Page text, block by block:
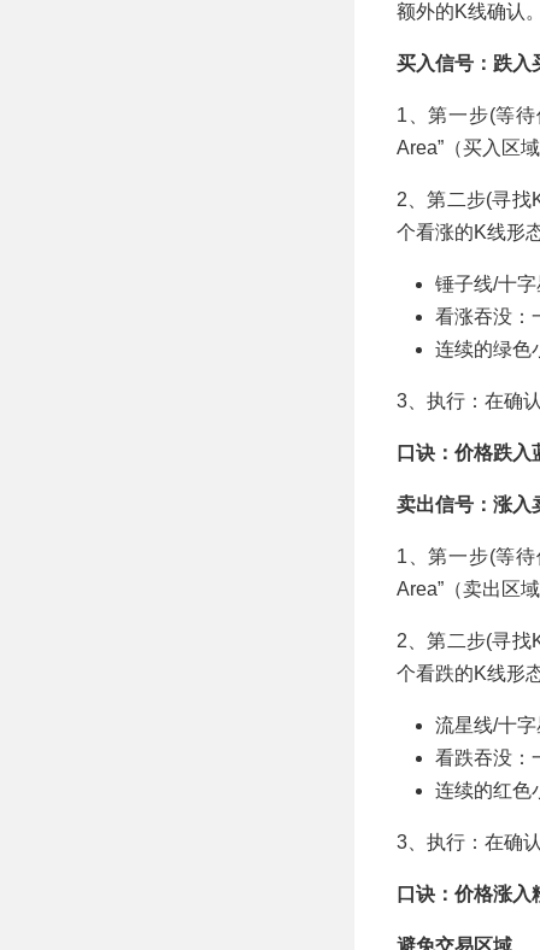
额外的K线确认
买入信号：跌入
1、第一步(等
Area”（买入区
2、第二步(寻找
个看涨的K线形
锤子线/十
看涨吞没：
连续的绿色
3、执行：在确
口诀：价格跌
卖出信号：涨入
1、第一步(等
Area”（卖出区
2、第二步(寻找
个看跌的K线形
流星线/十
看跌吞没：
连续的红色
3、执行：在确
口诀：价格涨
避免交易区域